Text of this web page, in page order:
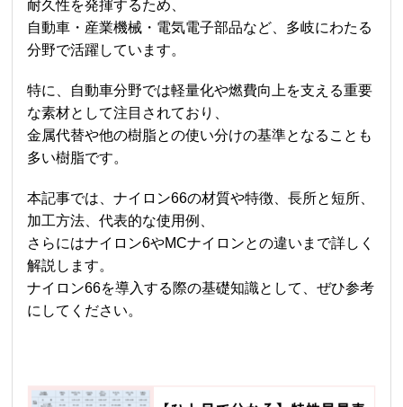
耐久性を発揮するため、
自動車・産業機械・電気電子部品など、多岐にわたる
分野で活躍しています。
特に、自動車分野では軽量化や燃費向上を支える重要
な素材として注目されており、
金属代替や他の樹脂との使い分けの基準となることも
多い樹脂です。
本記事では、ナイロン66の材質や特徴、長所と短所、
加工方法、代表的な使用例、
さらにはナイロン6やMCナイロンとの違いまで詳しく
解説します。
ナイロン66を導入する際の基礎知識として、ぜひ参考
にしてください。